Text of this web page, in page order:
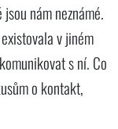
nám neznámé.
v jiném
s ní. Co
o kontakt,